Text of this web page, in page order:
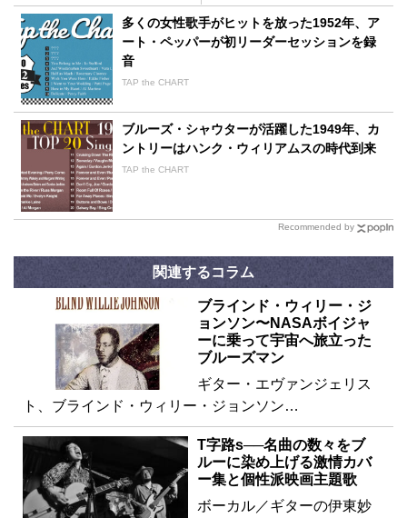
多くの女性歌手がヒットを放った1952年、ア
ート・ペッパーが初リーダーセッションを録
音
TAP the CHART
ブルーズ・シャウターが活躍した1949年、カ
ントリーはハンク・ウィリアムスの時代到来
TAP the CHART
Recommended by
関連するコラム
ブラインド・ウィリー・ジ
ョンソン〜NASAボイジャ
ーに乗って宇宙へ旅立った
ブルーズマン
ギター・エヴァンジェリス
ト、ブラインド・ウィリー・ジョンソン…
T字路s──名曲の数々をブ
ルーに染め上げる激情カバ
ー集と個性派映画主題歌
ボーカル／ギターの伊東妙